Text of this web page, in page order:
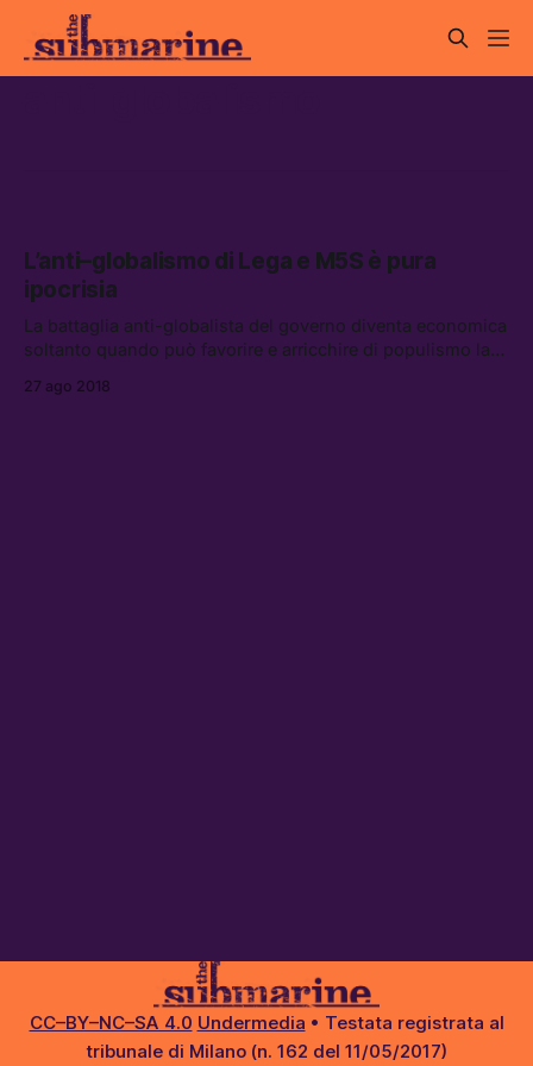
L’anti–globalismo di Lega e M5S è pura
ipocrisia
La battaglia anti-globalista del governo diventa economica
soltanto quando può favorire e arricchire di populismo la
27 ago 2018
CC–BY–NC–SA 4.0 Undermedia • Testata registrata al
tribunale di Milano (n. 162 del 11/05/2017)